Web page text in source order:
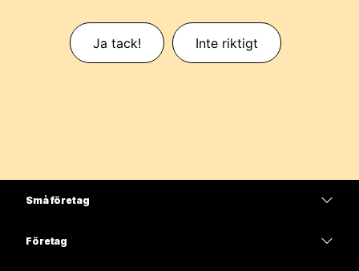
Ja tack! Inte riktigt
Små företag
Företag